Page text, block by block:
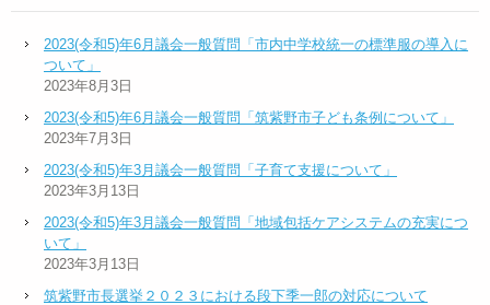
2023(令和5)年6月議会一般質問「市内中学校統一の標準服の導入に
ついて」
2023年8月3日
2023(令和5)年6月議会一般質問「筑紫野市子ども条例について」
2023年7月3日
2023(令和5)年3月議会一般質問「子育て支援について」
2023年3月13日
2023(令和5)年3月議会一般質問「地域包括ケアシステムの充実につ
いて」
2023年3月13日
筑紫野市長選挙２０２３における段下季一郎の対応について